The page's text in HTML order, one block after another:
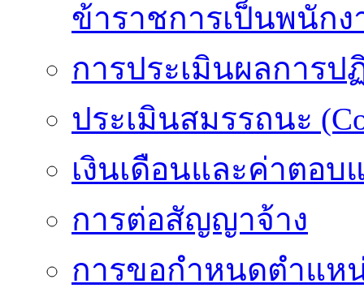
ข้าราชการเป็นพนักง
การประเมินผลการป
ประเมินสมรรถนะ
เงินเดือนและค่าตอบ
การต่อสัญญาจ้าง
การขอกำหนดตำแห